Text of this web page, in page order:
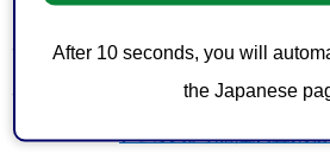
After 10 seconds, you will
the Japanese
者募集
7月27日 農業用機械継承情報バ
7月24日
公募型プロポーザル「
アム実現可能性調査業